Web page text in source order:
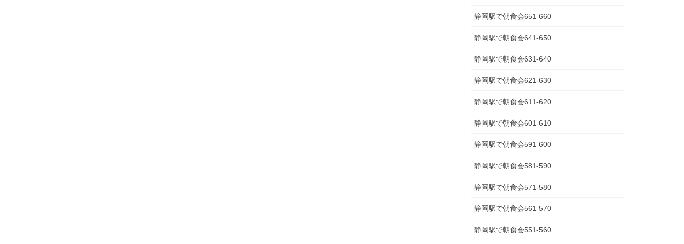
静岡駅で朝食会651-660
静岡駅で朝食会641-650
静岡駅で朝食会631-640
静岡駅で朝食会621-630
静岡駅で朝食会611-620
静岡駅で朝食会601-610
静岡駅で朝食会591-600
静岡駅で朝食会581-590
静岡駅で朝食会571-580
静岡駅で朝食会561-570
静岡駅で朝食会551-560